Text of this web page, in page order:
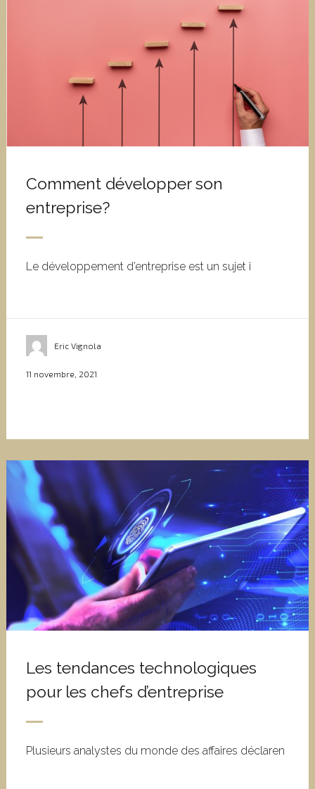
Comment développer son
entreprise?
Le développement d’entreprise est un sujet i
Eric Vignola
11 novembre, 2021
Les tendances technologiques
pour les chefs d’entreprise
Plusieurs analystes du monde des affaires déclaren